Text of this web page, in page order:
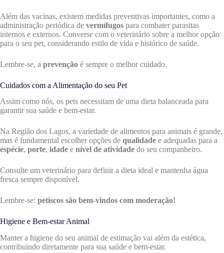
Além das vacinas, existem medidas preventivas importantes, como a
administração periódica de vermífugos para combater parasitas
internos e externos. Converse com o veterinário sobre a melhor opção
para o seu pet, considerando estilo de vida e histórico de saúde.
Lembre-se, a prevenção é sempre o melhor cuidado.
Cuidados com a Alimentação do seu Pet
Assim como nós, os pets necessitam de uma dieta balanceada para
garantir sua saúde e bem-estar.
Na Região dos Lagos, a variedade de alimentos para animais é grande,
mas é fundamental escolher opções de qualidade e adequadas para a
espécie, porte, idade e nível de atividade do seu companheiro.
Consulte um veterinário para definir a dieta ideal e mantenha água
fresca sempre disponível.
Lembre-se: petiscos são bem-vindos com moderação!
Higiene e Bem-estar Animal
Manter a higiene do seu animal de estimação vai além da estética,
contribuindo diretamente para sua saúde e bem-estar.